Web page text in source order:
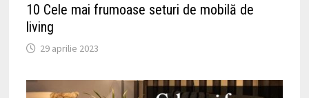
10 Cele mai frumoase seturi de mobilă de
living
29 aprilie 2023